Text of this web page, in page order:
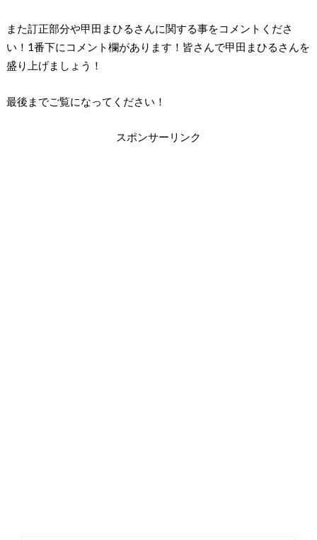
また訂正部分や甲田まひるさんに関する事をコメントくださ
い！1番下にコメント欄があります！皆さんで甲田まひるさんを
盛り上げましょう！
最後までご覧になってください！
スポンサーリンク